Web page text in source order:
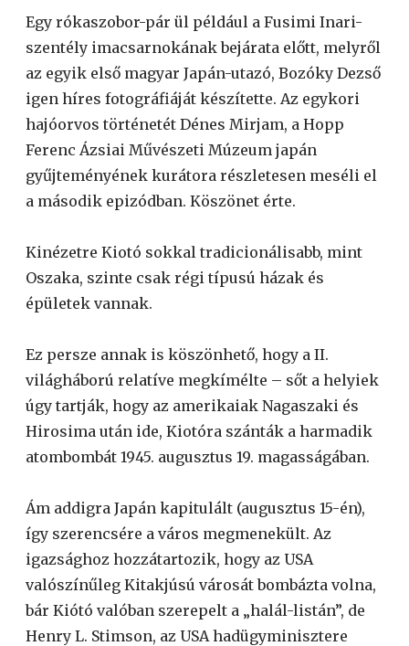
Egy rókaszobor-pár ül például a Fusimi Inari-
szentély imacsarnokának bejárata előtt, melyről
az egyik első magyar Japán-utazó, Bozóky Dezső
igen híres fotográfiáját készítette. Az egykori
hajóorvos történetét Dénes Mirjam, a Hopp
Ferenc Ázsiai Művészeti Múzeum japán
gyűjteményének kurátora részletesen meséli el
a második epizódban. Köszönet érte.
Kinézetre Kiotó sokkal tradicionálisabb, mint
Oszaka, szinte csak régi típusú házak és
épületek vannak.
Ez persze annak is köszönhető, hogy a II.
világháború relatíve megkímélte – sőt a helyiek
úgy tartják, hogy az amerikaiak Nagaszaki és
Hirosima után ide, Kiotóra szánták a harmadik
atombombát 1945. augusztus 19. magasságában.
Ám addigra Japán kapitulált (augusztus 15-én),
így szerencsére a város megmenekült. Az
igazsághoz hozzátartozik, hogy az USA
valószínűleg Kitakjúsú városát bombázta volna,
bár Kiótó valóban szerepelt a „halál-listán”, de
Henry L. Stimson, az USA hadügyminisztere